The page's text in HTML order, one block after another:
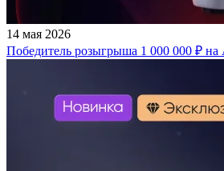
14 мая 2026
Победитель розыгрыша 1 000 000 ₽